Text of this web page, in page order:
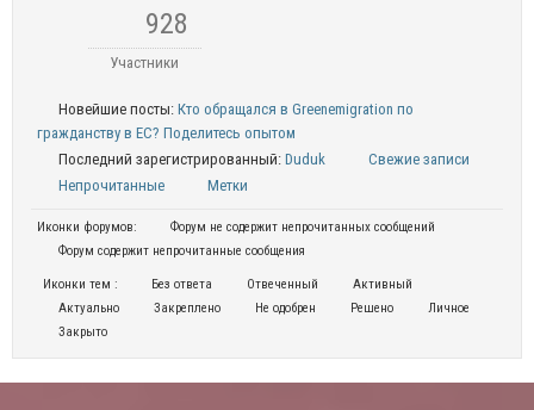
928
Участники
Новейшие посты: Кто обращался в Greenemigration по
гражданству в ЕС? Поделитесь опытом
Последний зарегистрированный: Duduk
Свежие записи
Непрочитанные
Метки
Иконки форумов:
Форум не содержит непрочитанных сообщений
Форум содержит непрочитанные сообщения
Иконки тем : Без ответа Отвеченный
Активный
Актуально
Закреплено Не одобрен Решено
Личное
Закрыто